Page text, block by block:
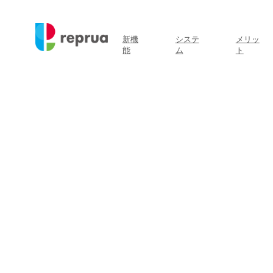
新機
能
システ
ム
メリッ
ト